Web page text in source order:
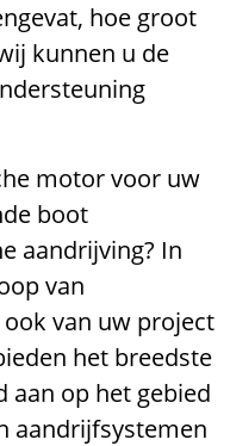
hoe groot
kunnen u de
motor voor uw
boot
aandrijving? In
van
van uw project
het breedste
aan op het gebied
aandrijfsystemen